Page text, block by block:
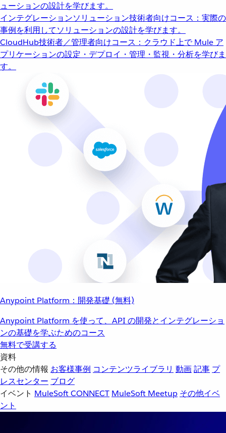
ューションの設計を学びます。
インテグレーションソリューション技術者向けコース：実際の
事例を利用してソリューションの設計を学びます。
CloudHub技術者／管理者向けコース：クラウド上で Mule ア
プリケーションの設定・デプロイ・管理・監視・分析を学びま
す。
Anypoint Platform：開発基礎 (無料)
Anypoint Platform を使って、API の開発とインテグレーショ
ンの基礎を学ぶためのコース
無料で受講する
資料
その他の情報 お客様事例 コンテンツライブラリ 動画記事 プ
レスセンター ブログ
イベント MuleSoft CONNECT MuleSoft Meetup その他イベ
ント